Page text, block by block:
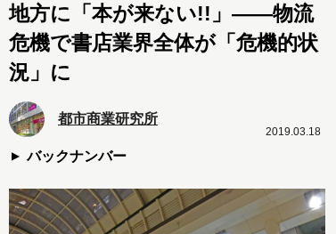
地方に「本が来ない!!」――物流
危機で書店業界全体が「危機的状
況」に
都市商業研究所
バックナンバー
2019.03.18